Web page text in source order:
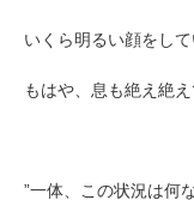
いくら明るい顔をして
もはや、息も絶え絶え
”一体、この状況は何